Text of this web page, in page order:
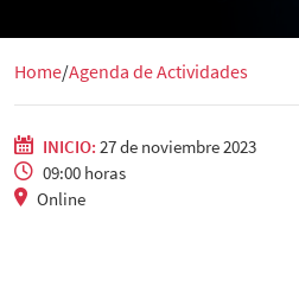
Home Agenda de Actividades
INICIO: 27 de noviembre 2023
09:00 horas
Online